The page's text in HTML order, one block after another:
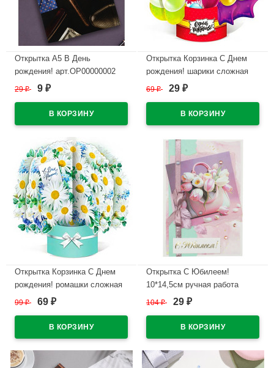
Открытка А5 В День
рождения! арт.OP00000002
В наличии
29₽ 9 ₽
Открытка Корзинка С Днем
рождения! шарики сложная
арт.КОR103
69₽ 29 ₽
Открытка Корзинка С Днем
рождения! ромашки сложная
арт.КОR104
99₽ 69 ₽
Открытка С Юбилеем!
10*14,5см ручная работа
арт.5СО-00196
104₽ 29 ₽